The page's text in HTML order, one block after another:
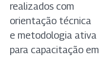
realizados com
orientação técnica
e metodologia ativa
para capacitação em